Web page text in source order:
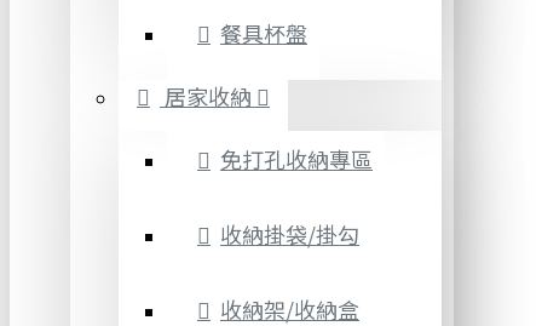
餐具杯盤
居家收納
免打孔收納專區
收納掛袋/掛勾
收納架/收納盒